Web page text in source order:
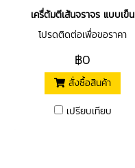
เครื่ต้มตีเส้นจราจร แบบเข็น
โปรดติดต่อเพื่อขอราคา
฿0
สั่งซื้อสินค้า
เปรียบเทียบ